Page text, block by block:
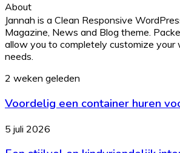
About
Jannah is a Clean Responsive
Magazine, News and Blog theme.
allow you to completely customize your
needs.
Voordelig
container
voor
bedrijfsafval
2 weken geleden
Voordelig een container huren
Een
5 juli 2026